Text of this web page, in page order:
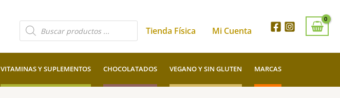
Búsqueda
de
productos
Tienda Física Mi Cuenta
VITAMINAS Y SUPLEMENTOS CHOCOLATADOS VEGANO Y SIN GLUTEN MARCAS